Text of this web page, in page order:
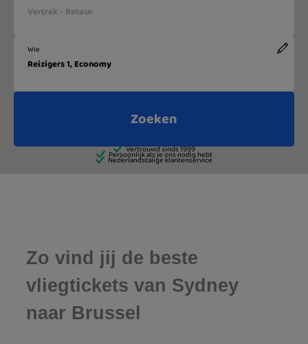
Zo vind jij de beste
vliegtickets van Sydney
naar Brussel